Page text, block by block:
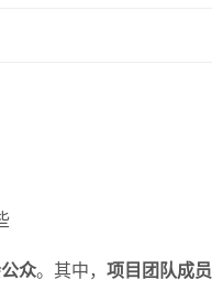
众。其中， 项目团队成员